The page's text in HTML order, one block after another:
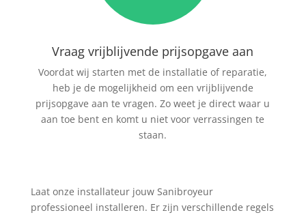
Vraag vrijblijvende prijsopgave aan
Voordat wij starten met de installatie of reparatie,
heb je de mogelijkheid om een vrijblijvende
prijsopgave aan te vragen. Zo weet je direct waar u
aan toe bent en komt u niet voor verrassingen te
staan.
Laat onze installateur jouw Sanibroyeur
professioneel installeren. Er zijn verschillende regels